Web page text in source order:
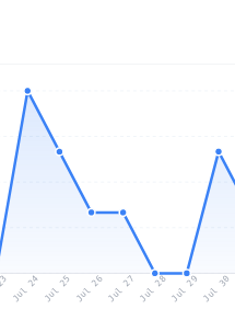
Jul 24 Jul 25 Jul 26Jul 27 Jul 28Jul 29 Jul 30